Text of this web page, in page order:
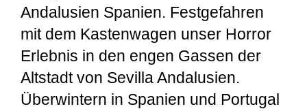
Andalusien Spanien. Festgefahren
mit dem Kastenwagen unser Horror
Erlebnis in den engen Gassen der
Altstadt von Sevilla Andalusien.
Überwintern in Spanien und Portugal